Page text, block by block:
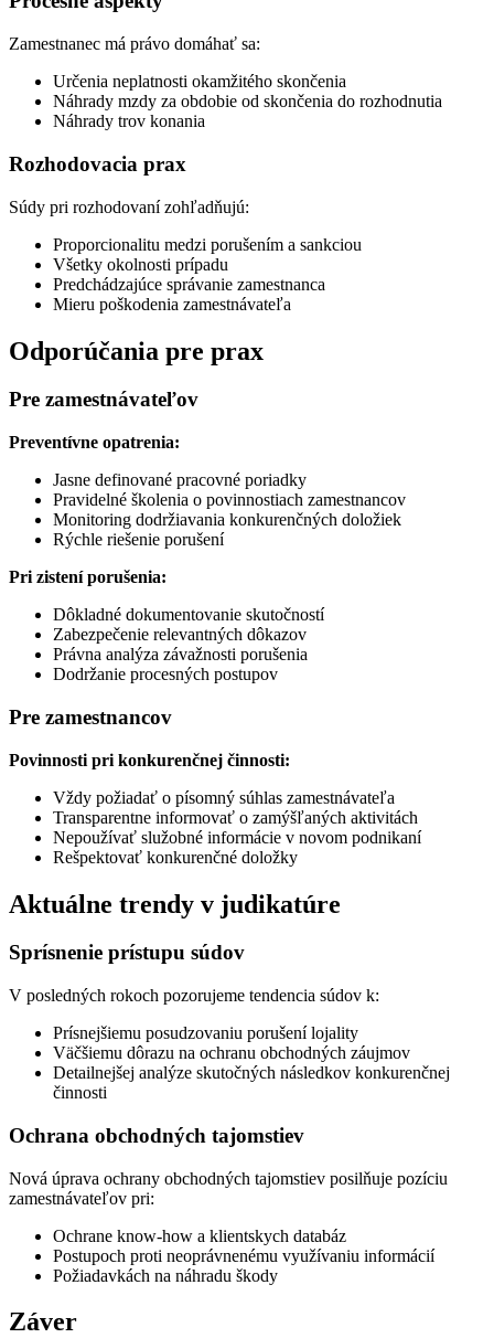
Zamestnanec má právo domáhať sa:
Určenia neplatnosti okamžitého skončenia
Náhrady mzdy za obdobie od skončenia do rozhodnutia
Náhrady trov konania
Rozhodovacia prax
Súdy pri rozhodovaní zohľadňujú:
Proporcionalitu medzi porušením a sankciou
Všetky okolnosti prípadu
Predchádzajúce správanie zamestnanca
Mieru poškodenia zamestnávateľa
Odporúčania pre prax
Pre zamestnávateľov
Preventívne opatrenia:
Jasne definované pracovné poriadky
Pravidelné školenia o povinnostiach zamestnancov
Monitoring dodržiavania konkurenčných doložiek
Rýchle riešenie porušení
Pri zistení porušenia:
Dôkladné dokumentovanie skutočností
Zabezpečenie relevantných dôkazov
Právna analýza závažnosti porušenia
Dodržanie procesných postupov
Pre zamestnancov
Povinnosti pri konkurenčnej činnosti:
Vždy požiadať o písomný súhlas zamestnávateľa
Transparentne informovať o zamýšľaných aktivitách
Nepoužívať služobné informácie v novom podnikaní
Rešpektovať konkurenčné doložky
Aktuálne trendy v judikatúre
Sprísnenie prístupu súdov
V posledných rokoch pozorujeme tendencia súdov k:
Prísnejšiemu posudzovaniu porušení lojality
Väčšiemu dôrazu na ochranu obchodných záujmov
Detailnejšej analýze skutočných následkov konkurenčnej
činnosti
Ochrana obchodných tajomstiev
Nová úprava ochrany obchodných tajomstiev posilňuje pozíciu
zamestnávateľov pri:
Ochrane know-how a klientskych databáz
Postupoch proti neoprávnenému využívaniu informácií
Požiadavkách na náhradu škody
Záver